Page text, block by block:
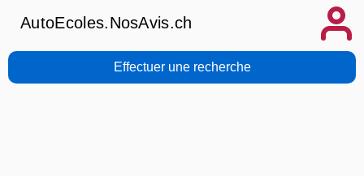
AutoEcoles.NosAvis.ch
Effectuer une recherche